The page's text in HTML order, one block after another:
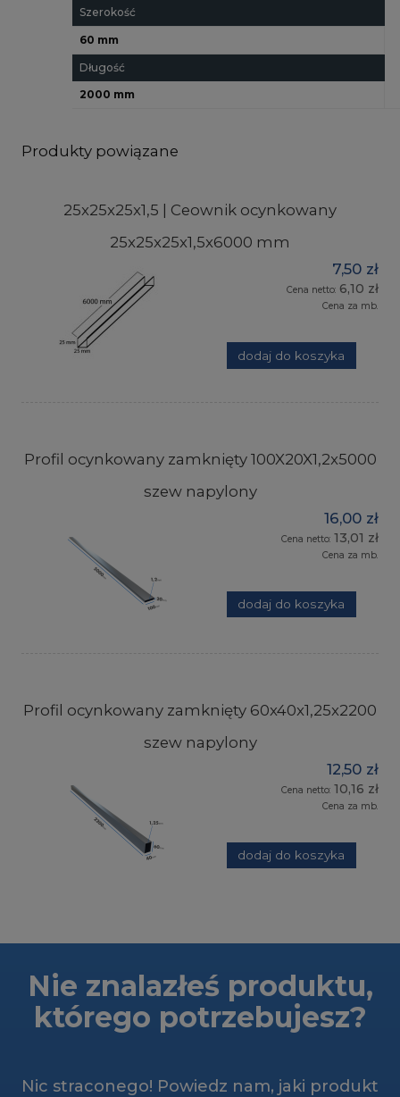
Szerokość
60 mm
Długość
2000 mm
Produkty powiązane
25x25x25x1,5 | Ceownik ocynkowany
25x25x25x1,5x6000 mm
7,50 zł
Cena netto: 6,10 zł
Cena za mb.
dodaj do koszyka
Profil ocynkowany zamknięty 100X20X1,2x5000
szew napylony
16,00 zł
Cena netto: 13,01 zł
Cena za mb.
dodaj do koszyka
Profil ocynkowany zamknięty 60x40x1,25x2200
szew napylony
12,50 zł
Cena netto: 10,16 zł
Cena za mb.
dodaj do koszyka
Nie znalazłeś produktu,
którego potrzebujesz?
Nic straconego! Powiedz nam, jaki produkt